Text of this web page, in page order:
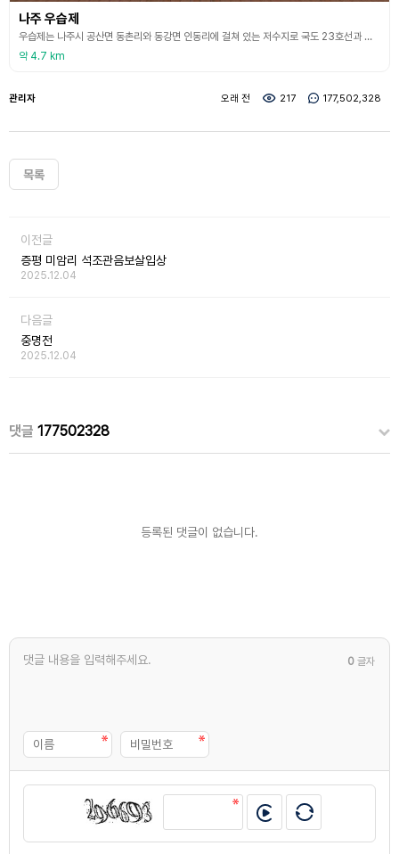
나주 우습제
우습제는 나주시 공산면 동촌리와 동강면 인동리에 걸쳐 있는 저수지로 국도 23호선과 인접해 있어 찾아가기 쉽다. 우습제는 약 300년 전에 조성한 것으로 알려지는데 현재의 모습으로 재 축조된 것은 1943년이다. 주민들에게는 ‘소소리 방죽’이라는 이름으로 불리고 있는데, 제방에 소들을 맸던 데서 유래한다고 하며 한자로 풀어 우습제（牛拾提）라는 이름이 붙었다. 우습제는 약 43만m²에 이르는 면적에 국내 최대 규모로 분홍색의 홍련이 자생하는 연못으로, 백
약 4.7 km
관리자 오래 전 217 177,502,328
목록
이전글
증평 미암리 석조관음보살입상
2025.12.04
다음글
중명전
2025.12.04
댓글 177502328
등록된 댓글이 없습니다.
0 글자